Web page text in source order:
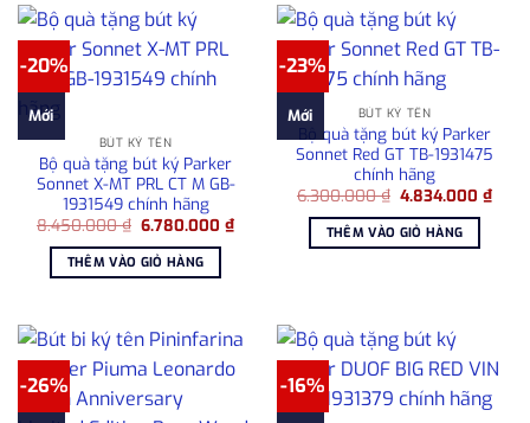
-20%
Mới
BÚT KÝ TÊN
Bộ quà tặng bút ký Parker
Sonnet X-MT PRL CT M GB-
1931549 chính hãng
8.450.000₫ Giá
là:
8.450.000 ₫.
6.780.000₫Giá
hiện
THÊM VÀO GIỎ HÀNG
-23%
Mới BÚT KÝ TÊN
Bộ quà tặng bút ký Parker
Sonnet Red GT TB-1931475
chính hãng
6.300.000₫ Giá
là:
6.300.000 ₫.
4.834.000₫Giá
hiện
THÊM VÀO GIỎ HÀNG
-26% -16%